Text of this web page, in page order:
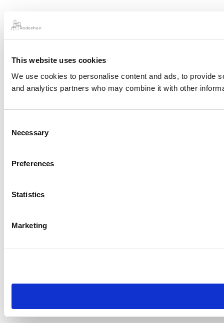
This website uses cookies
We use cookies to personalise content and ads, to provide
and analytics partners who may combine it with other
Selection
Necessary
Preferences
Statistics
Marketing